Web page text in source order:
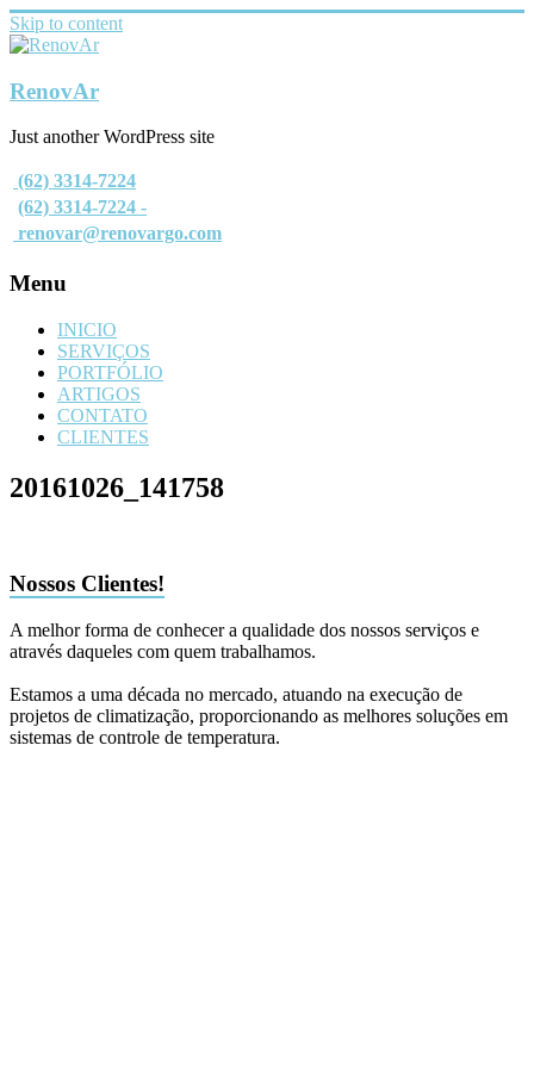
Skip to content
RenovAr
Just another WordPress site
(62) 3314-7224
(62) 3314-7224 -
renovar@renovargo.com
Menu
INICIO
SERVIÇOS
PORTFÓLIO
ARTIGOS
CONTATO
CLIENTES
20161026_141758
Nossos Clientes!
A melhor forma de conhecer a qualidade dos nossos serviços e
através daqueles com quem trabalhamos.
Estamos a uma década no mercado, atuando na execução de
projetos de climatização, proporcionando as melhores soluções em
sistemas de controle de temperatura.